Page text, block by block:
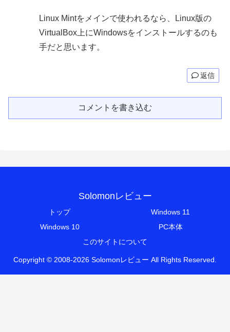
Linux Mintをメインで使われるなら、Linux版の
VirtualBox上にWindowsをインストールするのも
手だと思います。
返信
コメントを書き込む
Solomonレビュー
トップ
Windows 11
Windows 10
PC本体
このサイトについて
Copyright © 2008-2026 Solomonレビュー All Rights Reserved.